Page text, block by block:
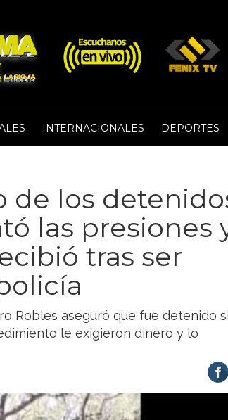
INTERNACIONALES DEPORTES
de los
las presiones
tras ser
Robles aseguró que fue detenido
le exigieron dinero y lo